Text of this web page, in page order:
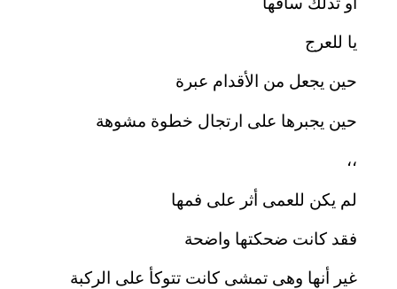
يا للعرج
حين يجعل من الأقدام عبرة
حين يجبرها على ارتجال خطوة مشوهة
،،
لم يكن للعمى أثر على فمها
فقد كانت ضحكتها واضحة
غير أنها وهى تمشى كانت تتوكأ على الركبة